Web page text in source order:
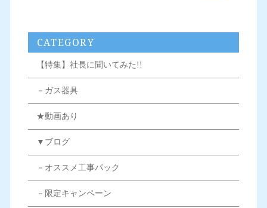
CATEGORY
【特集】社長に聞いてみた!!
－ガス器具
★動画あり
▼ブログ
－オススメ工事パック
－限定キャンペーン